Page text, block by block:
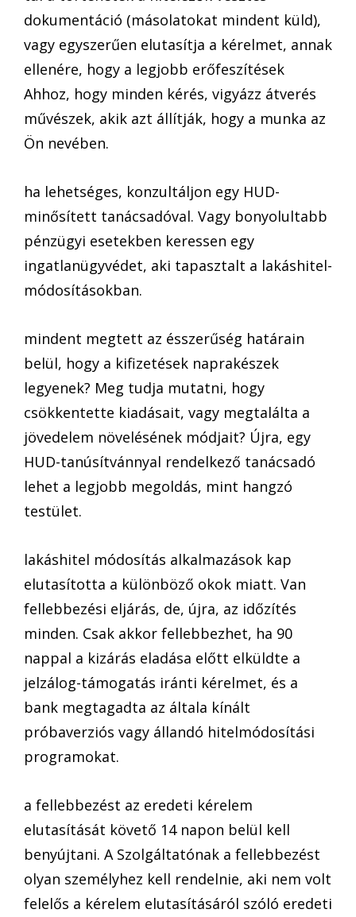
dokumentáció (másolatokat mindent küld),
vagy egyszerűen elutasítja a kérelmet, annak
ellenére, hogy a legjobb erőfeszítések
Ahhoz, hogy minden kérés, vigyázz átverés
művészek, akik azt állítják, hogy a munka az
Ön nevében.
ha lehetséges, konzultáljon egy HUD-
minősített tanácsadóval. Vagy bonyolultabb
pénzügyi esetekben keressen egy
ingatlanügyvédet, aki tapasztalt a lakáshitel-
módosításokban.
mindent megtett az ésszerűség határain
belül, hogy a kifizetések naprakészek
legyenek? Meg tudja mutatni, hogy
csökkentette kiadásait, vagy megtalálta a
jövedelem növelésének módjait? Újra, egy
HUD-tanúsítvánnyal rendelkező tanácsadó
lehet a legjobb megoldás, mint hangzó
testület.
lakáshitel módosítás alkalmazások kap
elutasította a különböző okok miatt. Van
fellebbezési eljárás, de, újra, az időzítés
minden. Csak akkor fellebbezhet, ha 90
nappal a kizárás eladása előtt elküldte a
jelzálog-támogatás iránti kérelmet, és a
bank megtagadta az általa kínált
próbaverziós vagy állandó hitelmódosítási
programokat.
a fellebbezést az eredeti kérelem
elutasítását követő 14 napon belül kell
benyújtani. A Szolgáltatónak a fellebbezést
olyan személyhez kell rendelnie, aki nem volt
felelős a kérelem elutasításáról szóló eredeti